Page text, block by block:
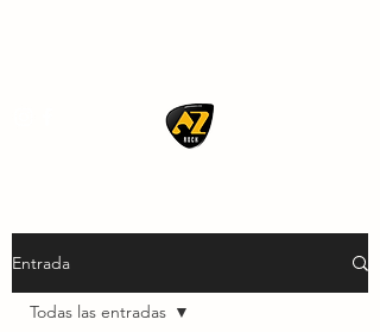
Entrada
Todas las entradas